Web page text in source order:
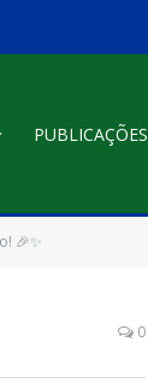
PUBLICAÇÕES
🎉✨
0